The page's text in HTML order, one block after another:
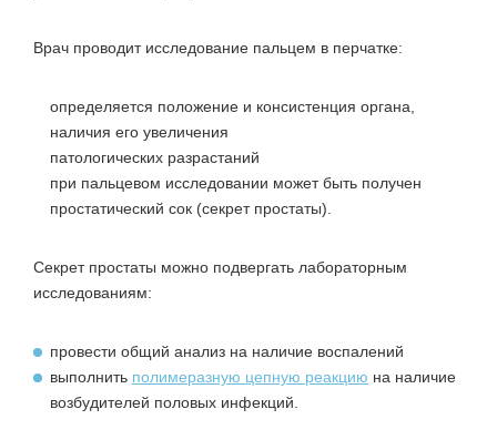
Врач проводит исследование пальцем в перчатке:
определяется положение и консистенция органа,
наличия его увеличения
патологических разрастаний
при пальцевом исследовании может быть получен
простатический сок (секрет простаты).
Секрет простаты можно подвергать лабораторным
исследованиям:
провести общий анализ на наличие воспалений
выполнить полимеразную цепную реакцию на наличие
возбудителей половых инфекций.